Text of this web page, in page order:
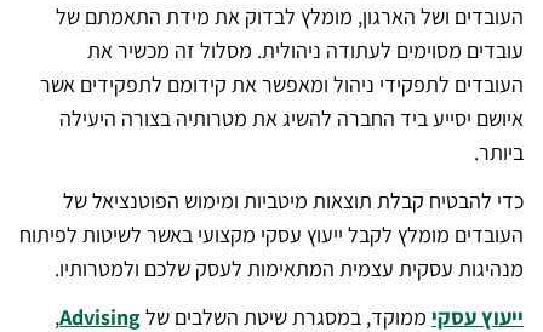
העובדים ושל הארגון, מומלץ לבדוק את מידת התאמתם של
עובדים מסוימים לעתודה ניהולית. מסלול זה מכשיר את
העובדים לתפקידי ניהול ומאפשר את קידומם לתפקידים אשר
איושם יסייע ביד החברה להשיג את מטרותיה בצורה היעילה
ביותר.
כדי להבטיח קבלת תוצאות מיטביות ומימוש הפוטנציאל של
העובדים מומלץ לקבל ייעוץ עסקי מקצועי באשר לשיטות לפיתוח
מנהיגות עסקית עצמית המתאימות לעסק שלכם ולמטרותיו.
ייעוץ עסקי ממוקד, במסגרת שיטת השלבים שלAdvising
,